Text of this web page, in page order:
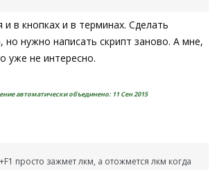
и в кнопках и в терминах. Сделать
нужно написать скрипт заново. А мне,
уже не интересно.
автоматически объединено: 11 Сен 2015
просто зажмет лкм, а отожмется лкм когда